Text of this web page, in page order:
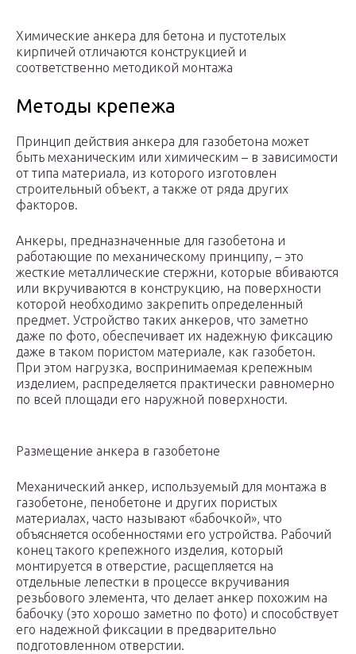
Химические анкера для бетона и пустотелых
кирпичей отличаются конструкцией и
соответственно методикой монтажа
Методы крепежа
Принцип действия анкера для газобетона может
быть механическим или химическим – в зависимости
от типа материала, из которого изготовлен
строительный объект, а также от ряда других
факторов.
Анкеры, предназначенные для газобетона и
работающие по механическому принципу, – это
жесткие металлические стержни, которые вбиваются
или вкручиваются в конструкцию, на поверхности
которой необходимо закрепить определенный
предмет. Устройство таких анкеров, что заметно
даже по фото, обеспечивает их надежную фиксацию
даже в таком пористом материале, как газобетон.
При этом нагрузка, воспринимаемая крепежным
изделием, распределяется практически равномерно
по всей площади его наружной поверхности.
Размещение анкера в газобетоне
Механический анкер, используемый для монтажа в
газобетоне, пенобетоне и других пористых
материалах, часто называют «бабочкой», что
объясняется особенностями его устройства. Рабочий
конец такого крепежного изделия, который
монтируется в отверстие, расщепляется на
отдельные лепестки в процессе вкручивания
резьбового элемента, что делает анкер похожим на
бабочку (это хорошо заметно по фото) и способствует
его надежной фиксации в предварительно
подготовленном отверстии.